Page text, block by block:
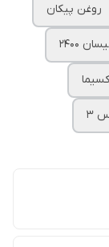
روغن پیکان
2400